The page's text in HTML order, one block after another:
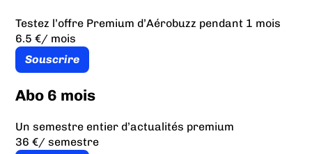
Testez l’offre Premium d’Aérobuzz pendant 1 mois
6.5 €/ mois
Souscrire
Abo 6 mois
Un semestre entier d’actualités premium
36 €/ semestre